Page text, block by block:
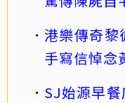
港樂傳奇黎
手寫信悼念
SJ始源早